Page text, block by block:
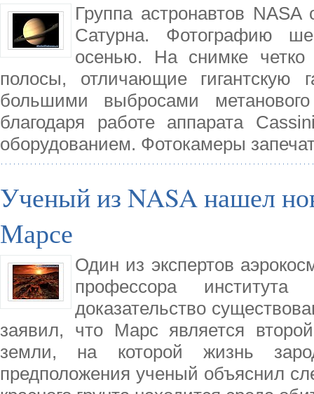
Группа астронавтов
Сатурна. Фотографию
осенью. На снимке
полосы, отличающие гигантскую
большими выбросами
благодаря работе аппарата
оборудованием. Фотокамеры
Ученый из NASA нашел
Марсе
Один из экспертов
профессора
доказательство
заявил, что Марс является
земли, на которой жизнь
предположения ученый объяснил